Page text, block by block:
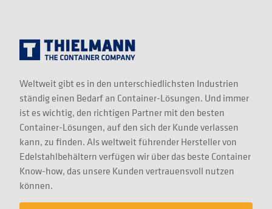
Weltweit gibt es in den unterschiedlichsten Industrien
ständig einen Bedarf an Container-Lösungen. Und immer
ist es wichtig, den richtigen Partner mit den besten
Container-Lösungen, auf den sich der Kunde verlassen
kann, zu finden. Als weltweit führender Hersteller von
Edelstahlbehältern verfügen wir über das beste Container
Know-how, das unsere Kunden vertrauensvoll nutzen
können.